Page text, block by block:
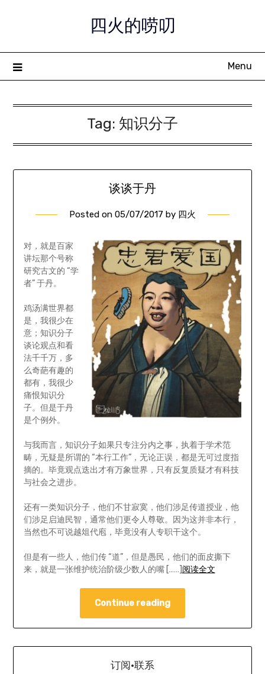
四火的唠叨
Menu
Tag: 知识分子
谈谈于丹
Posted on 05/07/2017 by 四火
对，就是百家
讲坛那个号称
研究古文的 “学
者” 于丹。
鸡汤满世界都
是，我很少在
意；知识分子
谈论观点和看
法千千万，多
么奇葩有趣的
都有，我很少
痛恨知识分
子。但是于丹
是个例外。
与我而言，知识分子如果只专注分内之事，执着于学术范
畴，无疑是所谓的 “本行工作”，无论正误，都是无可过度指
摘的。毕竟观点迭出才有万象世界，只有反复质疑才有科技
与社会之进步。
还有一类知识分子，他们不甘寂寞，他们涉足传道授业，他
们涉足启迪民智，通常他们更令人尊敬。因为这并非本行，
当然也不可说越俎代庖，毕竟没有人专职干这个。
但是有一些人，他们传 “道”，但是愚民，他们的面皮撕下
来，就是一张维护统治阶级少数人的嘴 [……] 阅读全文
Continue reading
订阅·联系